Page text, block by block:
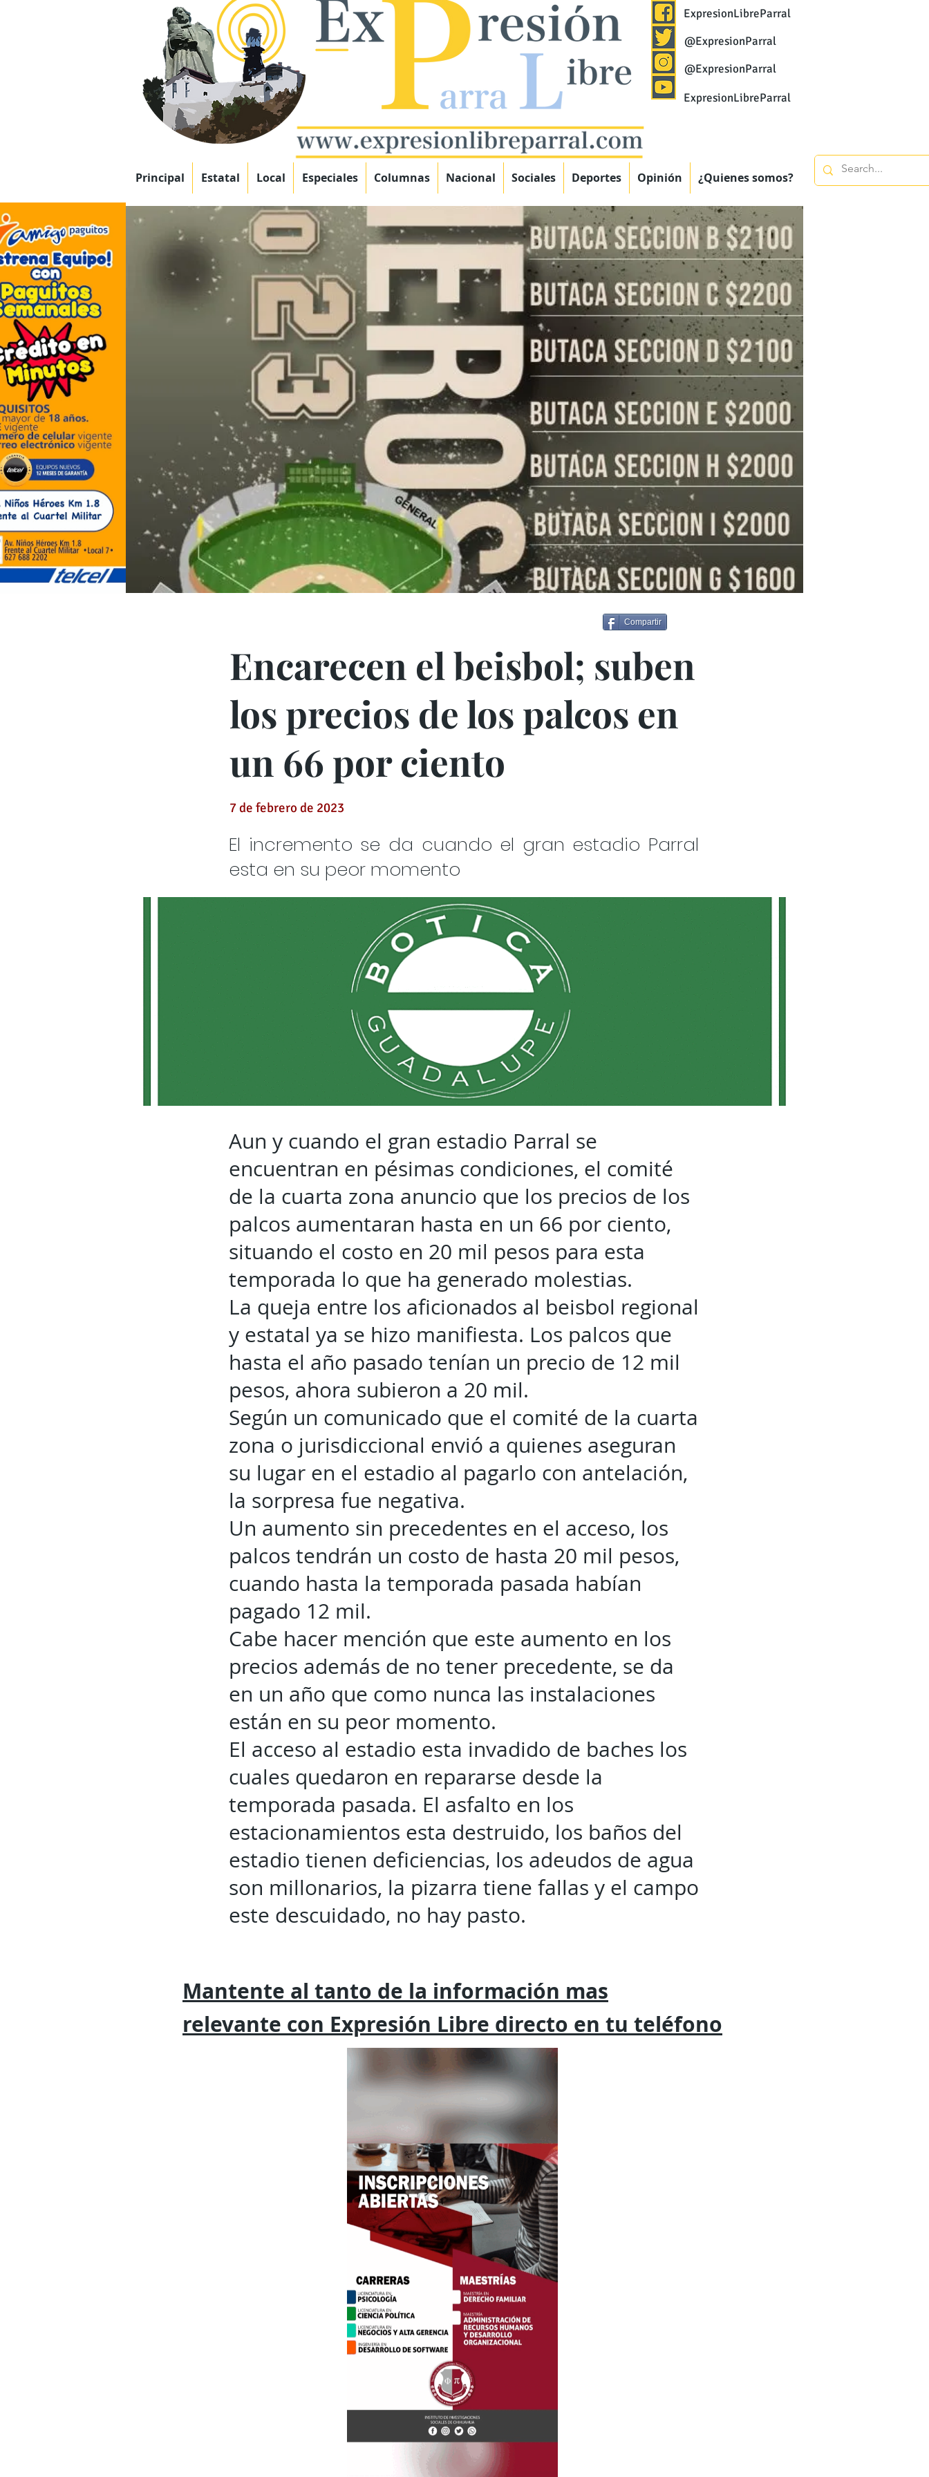
ExpresionLibreParral
@ExpresionParral
@ExpresionParral
ExpresionLibreParral
Principal Estatal Local Especiales Columnas Nacional Sociales Deportes Opinión ¿Quienes somos?
Compartir
Encarecen el beisbol; suben
los precios de los palcos en
un 66 por ciento
7 de febrero de 2023
El incremento se da cuando el gran estadio Parral
esta en su peor momento
Aun y cuando el gran estadio Parral se
encuentran en pésimas condiciones, el comité
de la cuarta zona anuncio que los precios de los
palcos aumentaran hasta en un 66 por ciento,
situando el costo en 20 mil pesos para esta
temporada lo que ha generado molestias.
La queja entre los aficionados al beisbol regional
y estatal ya se hizo manifiesta. Los palcos que
hasta el año pasado tenían un precio de 12 mil
pesos, ahora subieron a 20 mil.
Según un comunicado que el comité de la cuarta
zona o jurisdiccional envió a quienes aseguran
su lugar en el estadio al pagarlo con antelación,
la sorpresa fue negativa.
Un aumento sin precedentes en el acceso, los
palcos tendrán un costo de hasta 20 mil pesos,
cuando hasta la temporada pasada habían
pagado 12 mil.
Cabe hacer mención que este aumento en los
precios además de no tener precedente, se da
en un año que como nunca las instalaciones
están en su peor momento.
El acceso al estadio esta invadido de baches los
cuales quedaron en repararse desde la
temporada pasada. El asfalto en los
estacionamientos esta destruido, los baños del
estadio tienen deficiencias, los adeudos de agua
son millonarios, la pizarra tiene fallas y el campo
este descuidado, no hay pasto.
Mantente al tanto de la información mas
relevante con Expresión Libre directo en tu teléfono